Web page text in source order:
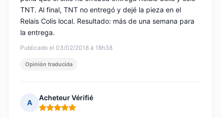
Publicado el 03/02/2018 à 18h38
TNT. Al final, TNT no entregó y dejé la pieza en el
Relais Colis local. Resultado: más de una semana para
la entrega.
Opinión traducida
A
Acheteur Vérifié
Nota: 5 de 5